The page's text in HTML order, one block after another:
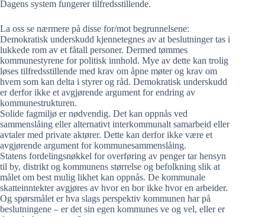
Dagens system fungerer tilfredsstillende.
La oss se nærmere på disse for/mot begrunnelsene:
Demokratisk underskudd kjennetegnes av at beslutninger tas i
lukkede rom av et fåtall personer. Dermed tømmes
kommunestyrene for politisk innhold. Mye av dette kan trolig
løses tilfredsstillende med krav om åpne møter og krav om
hvem som kan delta i styrer og råd. Demokratisk underskudd
er derfor ikke et avgjørende argument for endring av
kommunestrukturen.
Solide fagmiljø er nødvendig. Det kan oppnås ved
sammenslåing eller alternativt interkommunalt samarbeid eller
avtaler med private aktører. Dette kan derfor ikke være et
avgjørende argument for kommunesammenslåing.
Statens fordelingsnøkkel for overføring av penger tar hensyn
til by, distrikt og kommunens størrelse og befolkning slik at
målet om best mulig likhet kan oppnås. De kommunale
skatteinntekter avgjøres av hvor en bor ikke hvor en arbeider.
Og spørsmålet er hva slags perspektiv kommunen har på
beslutningene – er det sin egen kommunes ve og vel, eller er